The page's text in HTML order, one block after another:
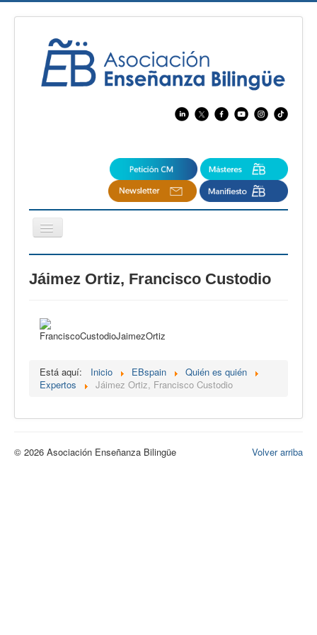
Cambiar
navegación
CertAcleB
Calidad
Recursos
Contacto
Jáimez Ortiz, Francisco Custodio
Está aquí: Inicio EBspain
Quién es quién
Expertos
Jáimez Ortiz, Francisco Custodio
Volver arriba
© 2026 Asociación Enseñanza Bilingüe